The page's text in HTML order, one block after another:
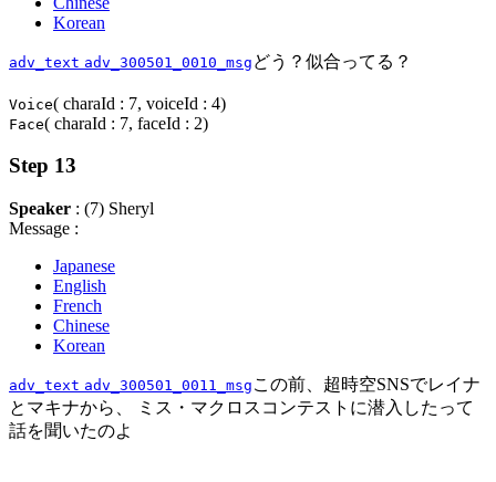
Korean
adv_text adv_300501_0010_msg どう？似合ってる？
Voice( charaId : 7, voiceId : 4)
Face( charaId : 7, faceId : 2)
Step 13
Speaker : (7) Sheryl
Message :
Japanese
English
French
Chinese
Korean
adv_text adv_300501_0011_msg この前、超時空SNSでレイナ
とマキナから、 ミス・マクロスコンテストに潜入したって
話を聞いたのよ